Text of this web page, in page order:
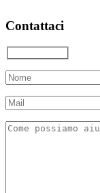
Contattaci